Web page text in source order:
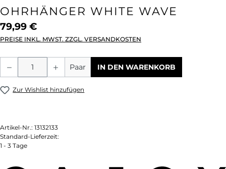
OHRHÄNGER WHITE WAVE
79,99 €
PREISE INKL. MWST. ZZGL. VERSANDKOSTEN
Produkt Anzahl: Gib den gewünschten
Paar IN DEN WARENKORB
Zur Wishlist hinzufügen
Artikel-Nr.: 13132133
Standard-Lieferzeit:
1 - 3 Tage